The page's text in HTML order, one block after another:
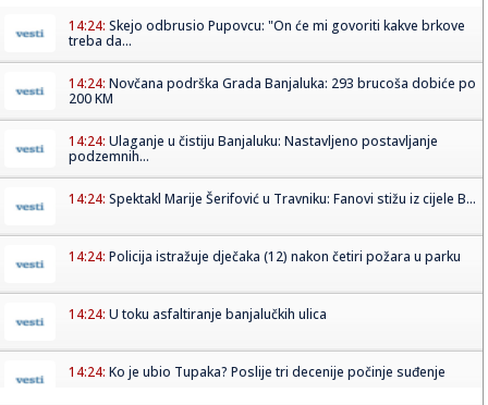
14:24: Skejo odbrusio Pupovcu: "On će mi govoriti kakve brkove
treba da...
14:24: Novčana podrška Grada Banjaluka: 293 brucoša dobiće po
200 KM
14:24: Ulaganje u čistiju Banjaluku: Nastavljeno postavljanje
podzemnih...
14:24: Spektakl Marije Šerifović u Travniku: Fanovi stižu iz cijele B...
14:24: Policija istražuje dječaka (12) nakon četiri požara u parku
14:24: U toku asfaltiranje banjalučkih ulica
14:24: Ko je ubio Tupaka? Poslije tri decenije počinje suđenje